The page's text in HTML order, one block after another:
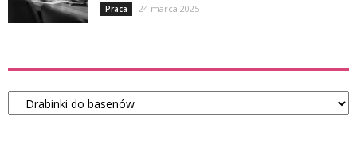
Praca 24 marca 2025
Kategorie